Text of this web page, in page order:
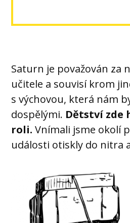
Saturn je považován za
učitele a souvisí krom
s výchovou, která nám
dospělými. Dětství zde
roli. Vnímali jsme okolí
události otiskly do nitra